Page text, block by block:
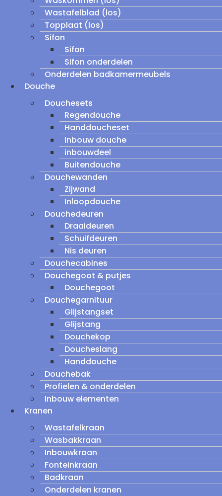
Wastafelblad (los)
Topplaat (los)
Sifon
Sifon
Sifon onderdelen
Onderdelen badkamermeubels
Douche
Douchesets
Regendouche
Handdoucheset
Inbouw douche
inbouwdeel
Buitendouche
Douchewanden
Zijwand
Inloopdouche
Douchedeuren
Draaideuren
Schuifdeuren
Nis deuren
Douchecabines
Douchegoot & putjes
Douchegoot
Douchegarnituur
Glijstangset
Glijstang
Douchekop
Doucheslang
Handdouche
Douchebak
Profielen & onderdelen
Inbouw elementen
Kranen
Wastafelkraan
Wasbakkraan
Inbouwkraan
Fonteinkraan
Badkraan
Onderdelen kranen